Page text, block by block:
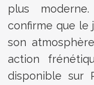
plus
confirme que le
son
action
disponible sur